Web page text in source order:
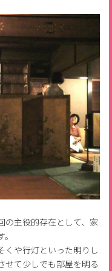
の主役的存在として、家
くや行灯といった明りし
せて少しでも部屋を明る